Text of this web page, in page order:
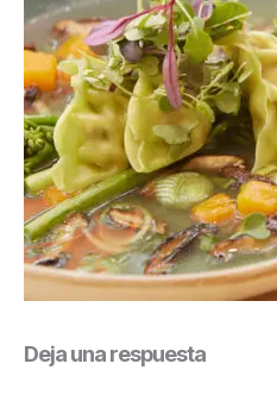
Deja una respuesta